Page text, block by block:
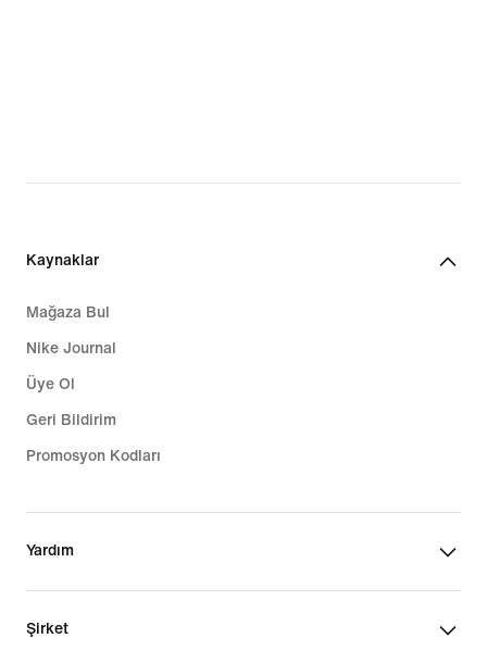
Kaynaklar
Mağaza Bul
Nike Journal
Üye Ol
Geri Bildirim
Promosyon Kodları
Yardım
Şirket